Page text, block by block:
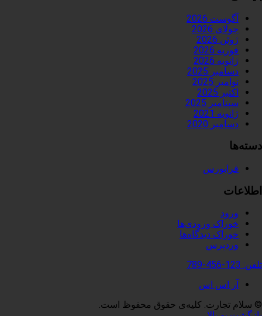
آگوست 2026
جولای 2026
ژوئن 2026
فوریه 2026
ژانویه 2026
دسامبر 2025
نوامبر 2025
اکتبر 2025
سپتامبر 2025
ژانویه 2021
دسامبر 2020
دسته‌ها
فرابورس
اطلاعات
ورود
خوراک ورودی‌ها
خوراک دیدگاه‌ها
وردپرس
تلفن: 123-456-789
آر اس اس
© سلام تجارت. کلیه‌ی حقوق محفوظ است.